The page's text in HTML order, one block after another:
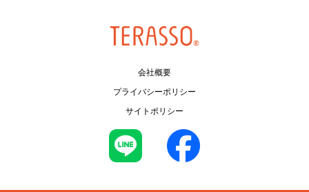
会社概要
プライバシーポリシー
サイトポリシー